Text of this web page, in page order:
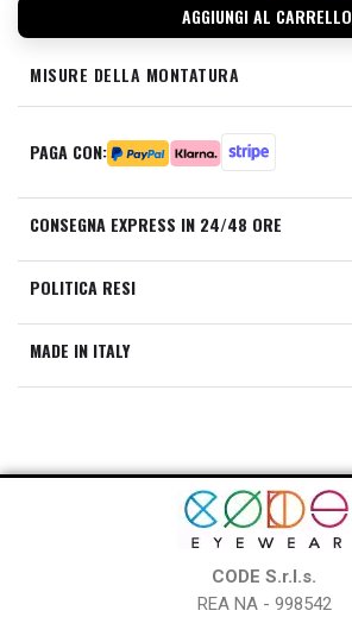
MISURE DELLA MONTATURA
PAGA CON:
CONSEGNA EXPRESS IN 24/48 ORE
POLITICA RESI
MADE IN ITALY
AGGIUNGI AL CARRELLO
CODE S.r.l.s.
REA NA - 998542